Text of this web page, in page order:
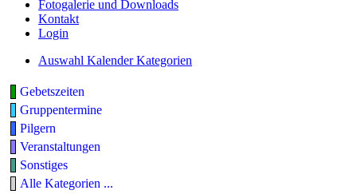
Fotogalerie und Downloads
Kontakt
Login
Auswahl Kalender Kategorien
Gebetszeiten
Gruppentermine
Pilgern
Veranstaltungen
Sonstiges
Alle Kategorien ...